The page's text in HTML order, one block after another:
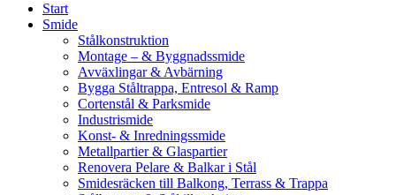
Start
Smide
Stålkonstruktion
Montage – & Byggnadssmide
Avväxlingar & Avbärning
Bygga Ståltrappa, Entresol & Ramp
Cortenstål & Parksmide
Industrismide
Konst- & Inredningssmide
Metallpartier & Glaspartier
Renovera Pelare & Balkar i Stål
Smidesräcken till Balkong, Terrass & Trappa